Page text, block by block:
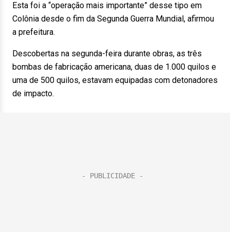
Esta foi a “operação mais importante” desse tipo em
Colônia desde o fim da Segunda Guerra Mundial, afirmou
a prefeitura.
Descobertas na segunda-feira durante obras, as três
bombas de fabricação americana, duas de 1.000 quilos e
uma de 500 quilos, estavam equipadas com detonadores
de impacto.